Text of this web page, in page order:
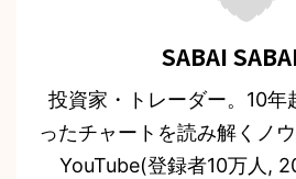
SABAI
投資家・トレーダー。10年
ったチャートを読み解くノ
YouTube(登録者10万人,